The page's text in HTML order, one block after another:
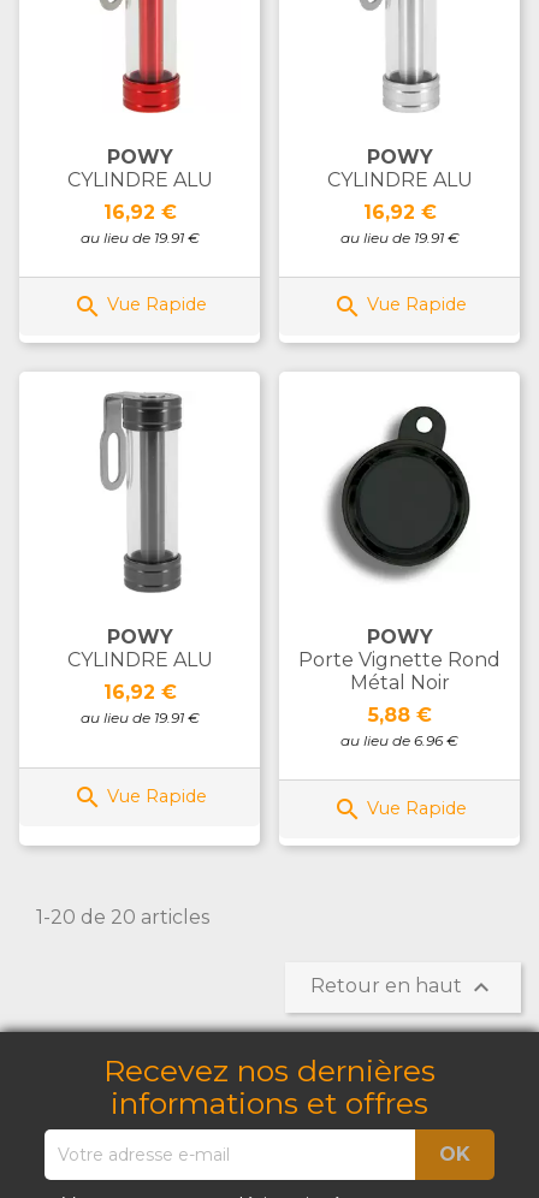
POWY
CYLINDRE ALU
Prix
16,92 €
au lieu de 19.91 €
 Vue Rapide
POWY
CYLINDRE ALU
Prix
16,92 €
au lieu de 19.91 €
 Vue Rapide
POWY
CYLINDRE ALU
Prix
16,92 €
au lieu de 19.91 €
 Vue Rapide
POWY
Porte Vignette Rond
Métal Noir
Prix
5,88 €
au lieu de 6.96 €
 Vue Rapide
1-20 de 20 articles
Retour en haut 
Recevez nos dernières
informations et offres